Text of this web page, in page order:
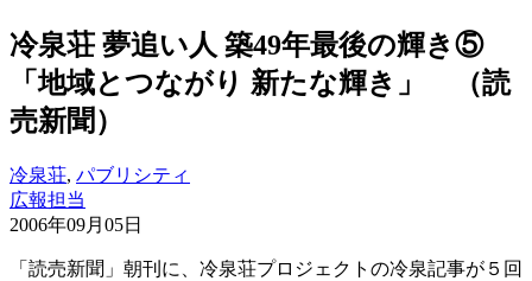
冷泉荘 夢追い人 築49年最後の輝き⑤
「地域とつながり 新たな輝き」 （読
売新聞）
冷泉荘, パブリシティ
広報担当
2006年09月05日
「読売新聞」朝刊に、冷泉荘プロジェクトの冷泉記事が５回